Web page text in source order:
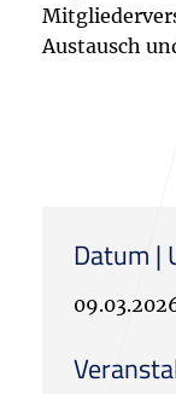
Austausch
Datum |